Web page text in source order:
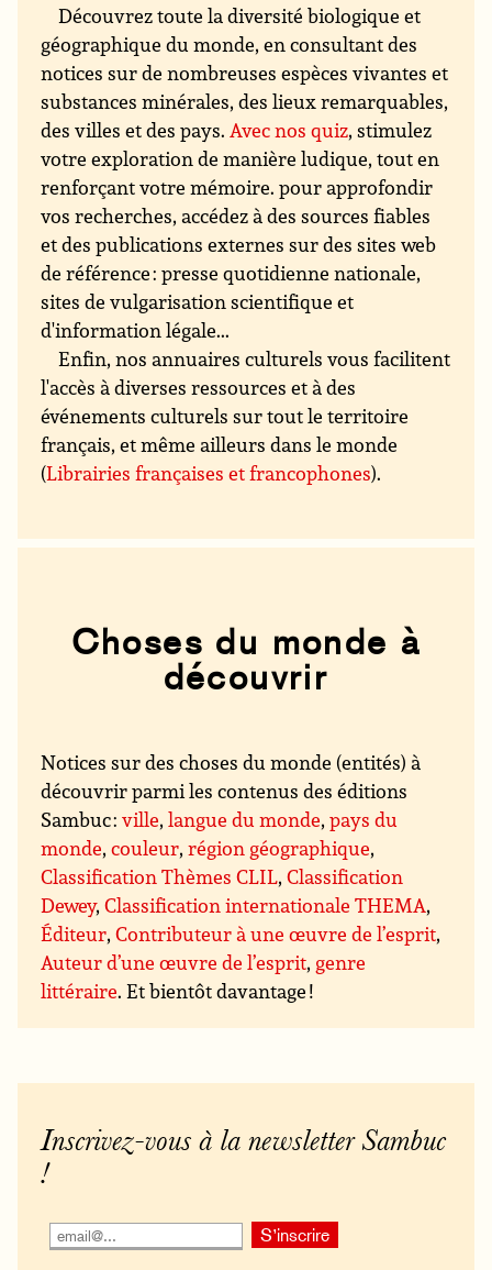
Découvrez toute la diversité biologique et
géographique du monde, en consultant des
notices sur de nombreuses espèces vivantes et
substances minérales, des lieux remarquables,
des villes et des pays.Avec nos quiz, stimulez
votre exploration de manière ludique, tout en
renforçant votre mémoire. pour approfondir
vos recherches, accédez à des sources fiables
et des publications externes sur des sites web
de référence : presse quotidienne nationale,
sites de vulgarisation scientifique et
d'information légale...
Enfin, nos annuaires culturels vous facilitent
l'accès à diverses ressources et à des
événements culturels sur tout le territoire
français, et même ailleurs dans le monde
(Librairies françaises et francophones).
Choses du monde à
découvrir
Notices sur des choses du monde (entités) à
découvrir parmi les contenus des éditions
Sambuc :ville,langue du monde,pays du
monde,couleur,région géographique,
Classification Thèmes CLIL,Classification
Dewey,Classification internationale THEMA,
Éditeur,Contributeur à une œuvre de l’esprit,
Auteur d’une œuvre de l’esprit, genre
littéraire. Et bientôt davantage !
Inscrivez-vous à la newsletter Sambuc
!